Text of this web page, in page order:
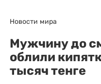
Новости мира
Мужчину до
облили
тысяч тенге